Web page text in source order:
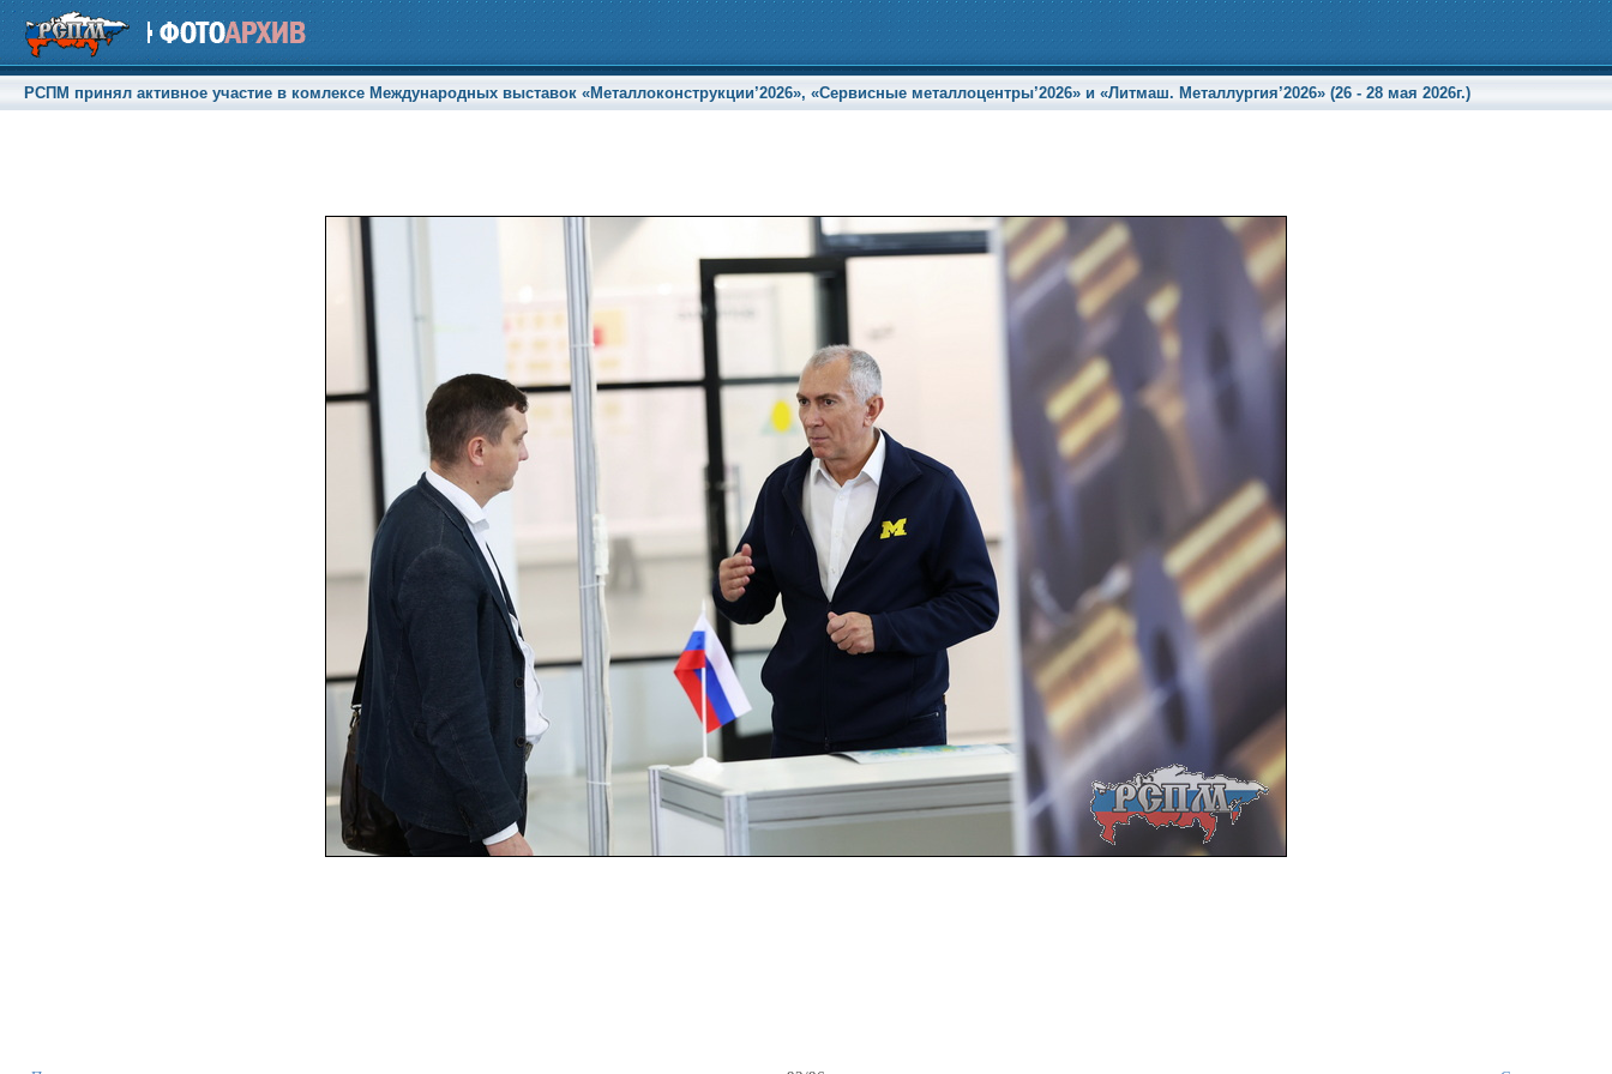
РСПМ принял активное участие в комлексе Международных выставок «Металлоконструкции’2026», «Сервисные металлоцентры’2026» и «Литмаш. Металлургия’2026» (26 - 28 мая 2026г.)